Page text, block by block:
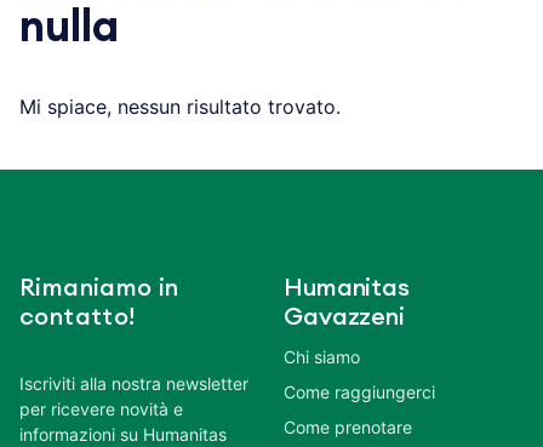
nulla
Mi spiace, nessun risultato trovato.
Rimaniamo in
contatto!
Iscriviti alla nostra newsletter
per ricevere novità e
informazioni su Humanitas
Humanitas
Gavazzeni
Chi siamo
Come raggiungerci
Come prenotare